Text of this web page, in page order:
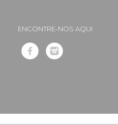
ENCONTRE-NOS AQUI